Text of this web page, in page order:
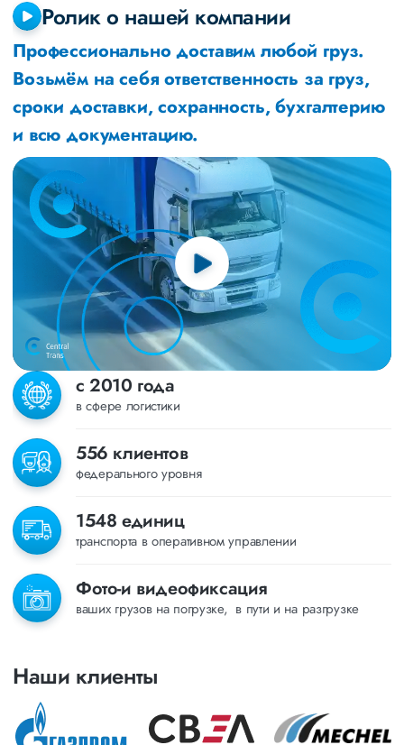
Ролик о нашей компании
Профессионально доставим любой груз.
Возьмём на себя ответственность за груз,
сроки доставки, сохранность, бухгалтерию
и всю документацию.
с 2010 года
в сфере логистики
556 клиентов
федерального уровня
1548 единиц
транспорта в оперативном управлении
Фото-и видеофиксация
ваших грузов на погрузке, в пути и на разгрузке
Наши клиенты